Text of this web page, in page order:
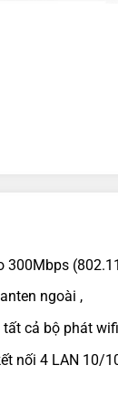
300Mbps
ngoài ,
tất cả bộ phát
nối 4 LAN 10/